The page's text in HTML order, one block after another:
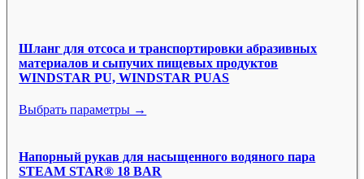
Шланг для отсоса и транспортировки абразивных
материалов и сыпучих пищевых продуктов
WINDSTAR PU, WINDSTAR PUAS
Выбрать параметры →
Напорный рукав для насыщенного водяного пара
STEAM STAR® 18 BAR